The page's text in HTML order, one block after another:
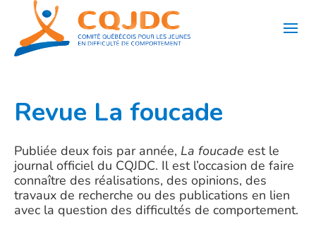
contenu
Revue La foucade
Publiée deux fois par année, La foucade est le
journal officiel du CQJDC. Il est l’occasion de faire
connaître des réalisations, des opinions, des
travaux de recherche ou des publications en lien
avec la question des difficultés de comportement.